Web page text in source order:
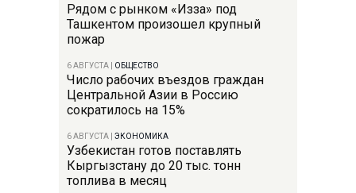
Рядом с рынком «Изза» под
Ташкентом произошел крупный
пожар
6 АВГУСТА ОБЩЕСТВО
Число рабочих въездов граждан
Центральной Азии в Россию
сократилось на 15%
6 АВГУСТА ЭКОНОМИКА
Узбекистан готов поставлять
Кыргызстану до 20 тыс. тонн
топлива в месяц